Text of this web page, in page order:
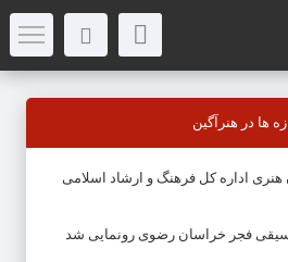
ها در هنرآگین
اداره کل فرهنگ و ارشاد اسلامی
فجر خراسان رضوی رونمایی شد